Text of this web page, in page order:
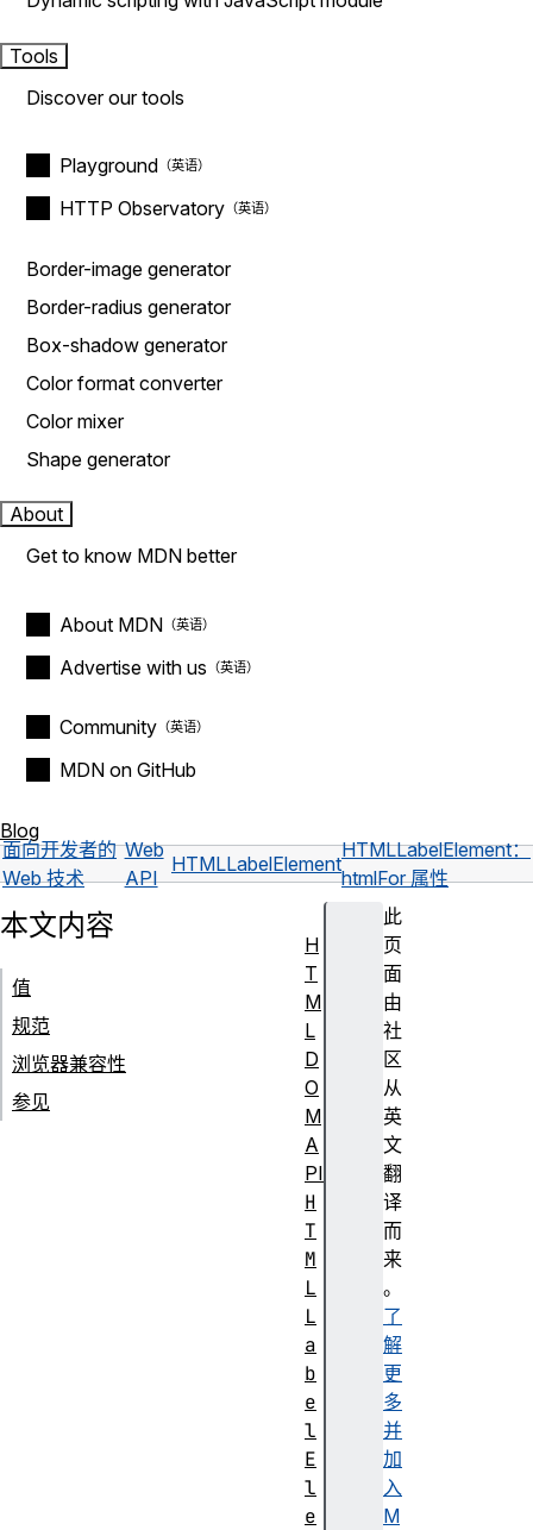
Tools
Discover our tools
Playground
HTTP Observatory
Border-image generator
Border-radius generator
Box-shadow generator
Color format converter
Color mixer
Shape generator
About
Get to know MDN better
About MDN
Advertise with us
Community
MDN on GitHub
Blog
面向开发者的
Web 技术
Web
API
HTMLLabelElement
HTMLLabelElement：
htmlFor 属性
此
页
面
由
社
区
从
英
文
翻
译
而
来
。
了
解
更
多
并
加
入
M
本文内容
值
规范
浏览器兼容性
参见
H
T
M
L
D
O
M
A
PI
H
T
M
L
L
a
b
e
l
E
l
e